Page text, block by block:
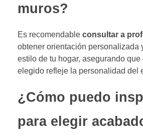
muros?
Es recomendable consultar a
obtener orientación personalizada
estilo de tu hogar, asegurando
elegido refleje la personalidad del
¿Cómo puedo
para elegir